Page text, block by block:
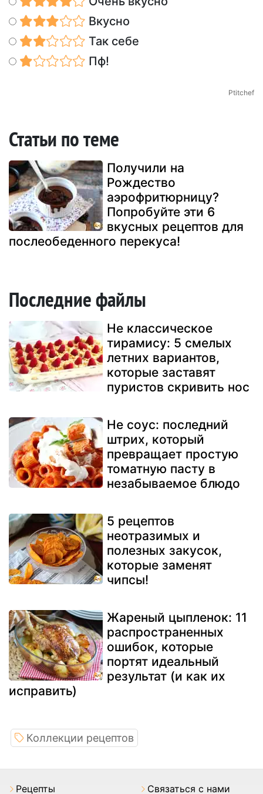
Вкусно
Так себе
Пф!
Ptitchef
Статьи по теме
Получили на
Рождество
аэрофритюрницу?
Попробуйте эти 6
вкусных рецептов для
послеобеденного перекуса!
Последние файлы
Не классическое
тирамису: 5 смелых
летних вариантов,
которые заставят
пуристов скривить нос
Не соус: последний
штрих, который
превращает простую
томатную пасту в
незабываемое блюдо
5 рецептов
неотразимых и
полезных закусок,
которые заменят
чипсы!
Жареный цыпленок: 11
распространенных
ошибок, которые
портят идеальный
результат (и как их
исправить)
Коллекции рецептов
Pецепты Связаться с нами